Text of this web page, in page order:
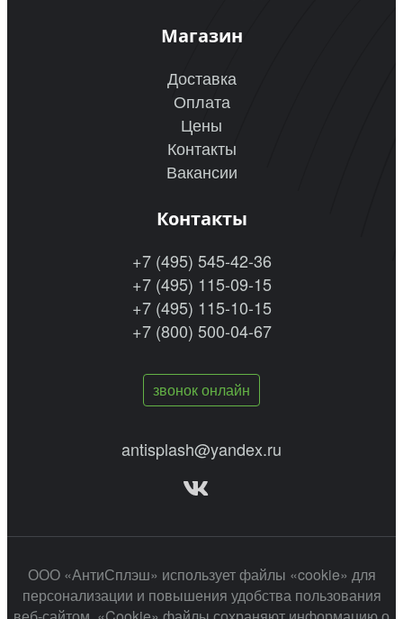
Магазин
Доставка
Оплата
Цены
Контакты
Вакансии
Контакты
+7 (495) 545-42-36
+7 (495) 115-09-15
+7 (495) 115-10-15
+7 (800) 500-04-67
звонок онлайн
antisplash@yandex.ru
ООО «АнтиСплэш» использует файлы «cookie» для
персонализации и повышения удобства пользования